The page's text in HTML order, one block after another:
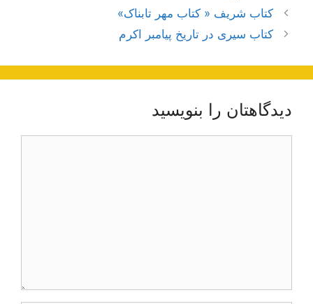
ناوبری
نوشته‌ها
کتاب شریف « کتاب مهر تابناک»
کتاب سیری در تاریخ پیامبر اکرم
دیدگاهتان را بنویسید